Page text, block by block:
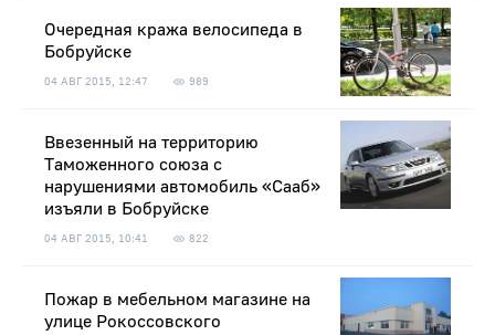
Очередная кража велосипеда в
Бобруйске
04 АВГ 2015, 12:47 989
Ввезенный на территорию
Таможенного союза с
нарушениями автомобиль «Сааб»
изъяли в Бобруйске
04 АВГ 2015, 10:41 822
Пожар в мебельном магазине на
улице Рокоссовского